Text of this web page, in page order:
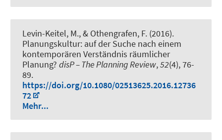
Levin-Keitel, M., & Othengrafen, F. (2016).
Planungskultur: auf der Suche nach einem
kontemporären Verständnis räumlicher
Planung? disP – The Planning Review,52(4), 76-
89.
https://doi.org/10.1080/02513625.2016.12736
72
Mehr...